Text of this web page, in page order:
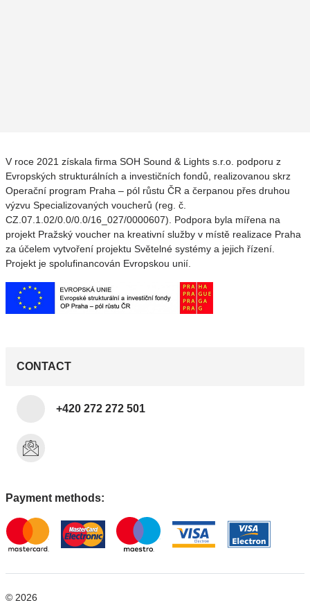
V roce 2021 získala firma SOH Sound & Lights s.r.o. podporu z
Evropských strukturálních a investičních fondů, realizovanou skrz
Operační program Praha – pól růstu ČR a čerpanou přes druhou
výzvu Specializovaných voucherů (reg. č.
CZ.07.1.02/0.0/0.0/16_027/0000607). Podpora byla mířena na
projekt Pražský voucher na kreativní služby v místě realizace Praha
za účelem vytvoření projektu Světelné systémy a jejich řízení.
Projekt je spolufinancován Evropskou unií.
CONTACT
+420 272 272 501
Payment methods:
© 2026